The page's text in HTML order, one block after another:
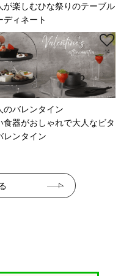
が楽しむひな祭りのテーブル
ディネート
14
のバレンタイン
食器がおしゃれで大人なビタ
レンタイン